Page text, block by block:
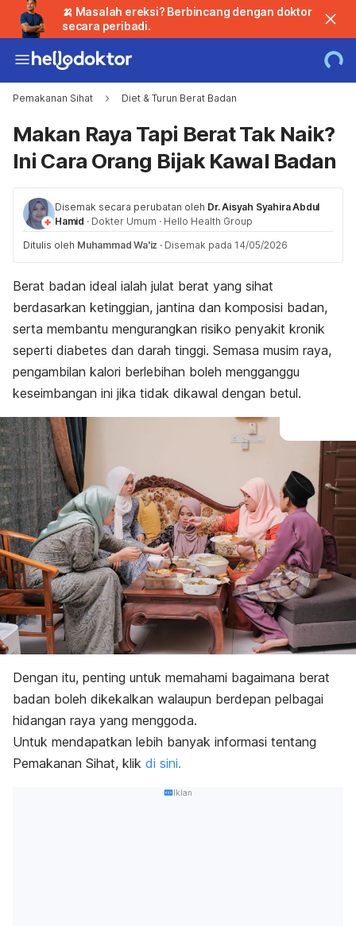
🍌 Masalah ereksi? Berbincang dengan doktor
secara peribadi.
Pemakanan Sihat Diet & Turun Berat Badan
Makan Raya Tapi Berat Tak Naik?
Ini Cara Orang Bijak Kawal Badan
Disemak secara perubatan oleh Dr. Aisyah Syahira Abdul
Hamid · Dokter Umum · Hello Health Group
Ditulis oleh Muhammad Wa'iz · Disemak pada 14/05/2026
Berat badan ideal ialah julat berat yang sihat
berdasarkan ketinggian, jantina dan komposisi badan,
serta membantu mengurangkan risiko penyakit kronik
seperti diabetes dan darah tinggi. Semasa musim raya,
pengambilan kalori berlebihan boleh mengganggu
keseimbangan ini jika tidak dikawal dengan betul.
Dengan itu, penting untuk memahami bagaimana berat
badan boleh dikekalkan walaupun berdepan pelbagai
hidangan raya yang menggoda.
Untuk mendapatkan lebih banyak informasi tentang
Pemakanan Sihat, klik di sini.
Iklan